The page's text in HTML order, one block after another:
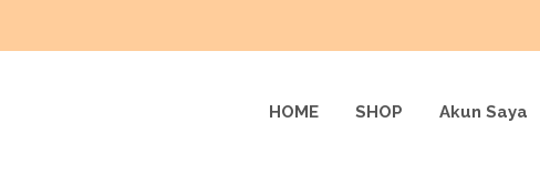
HOME SHOP Akun Saya